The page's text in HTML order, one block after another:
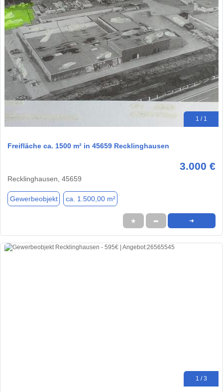
1 / 1
Freifläche ca. 1500 m² in 45659 Recklinghausen
3.000 €
Recklinghausen, 45659
Gewerbeobjekt ca. 1.500,00 m²
★ ➦ ➜
1 / 3